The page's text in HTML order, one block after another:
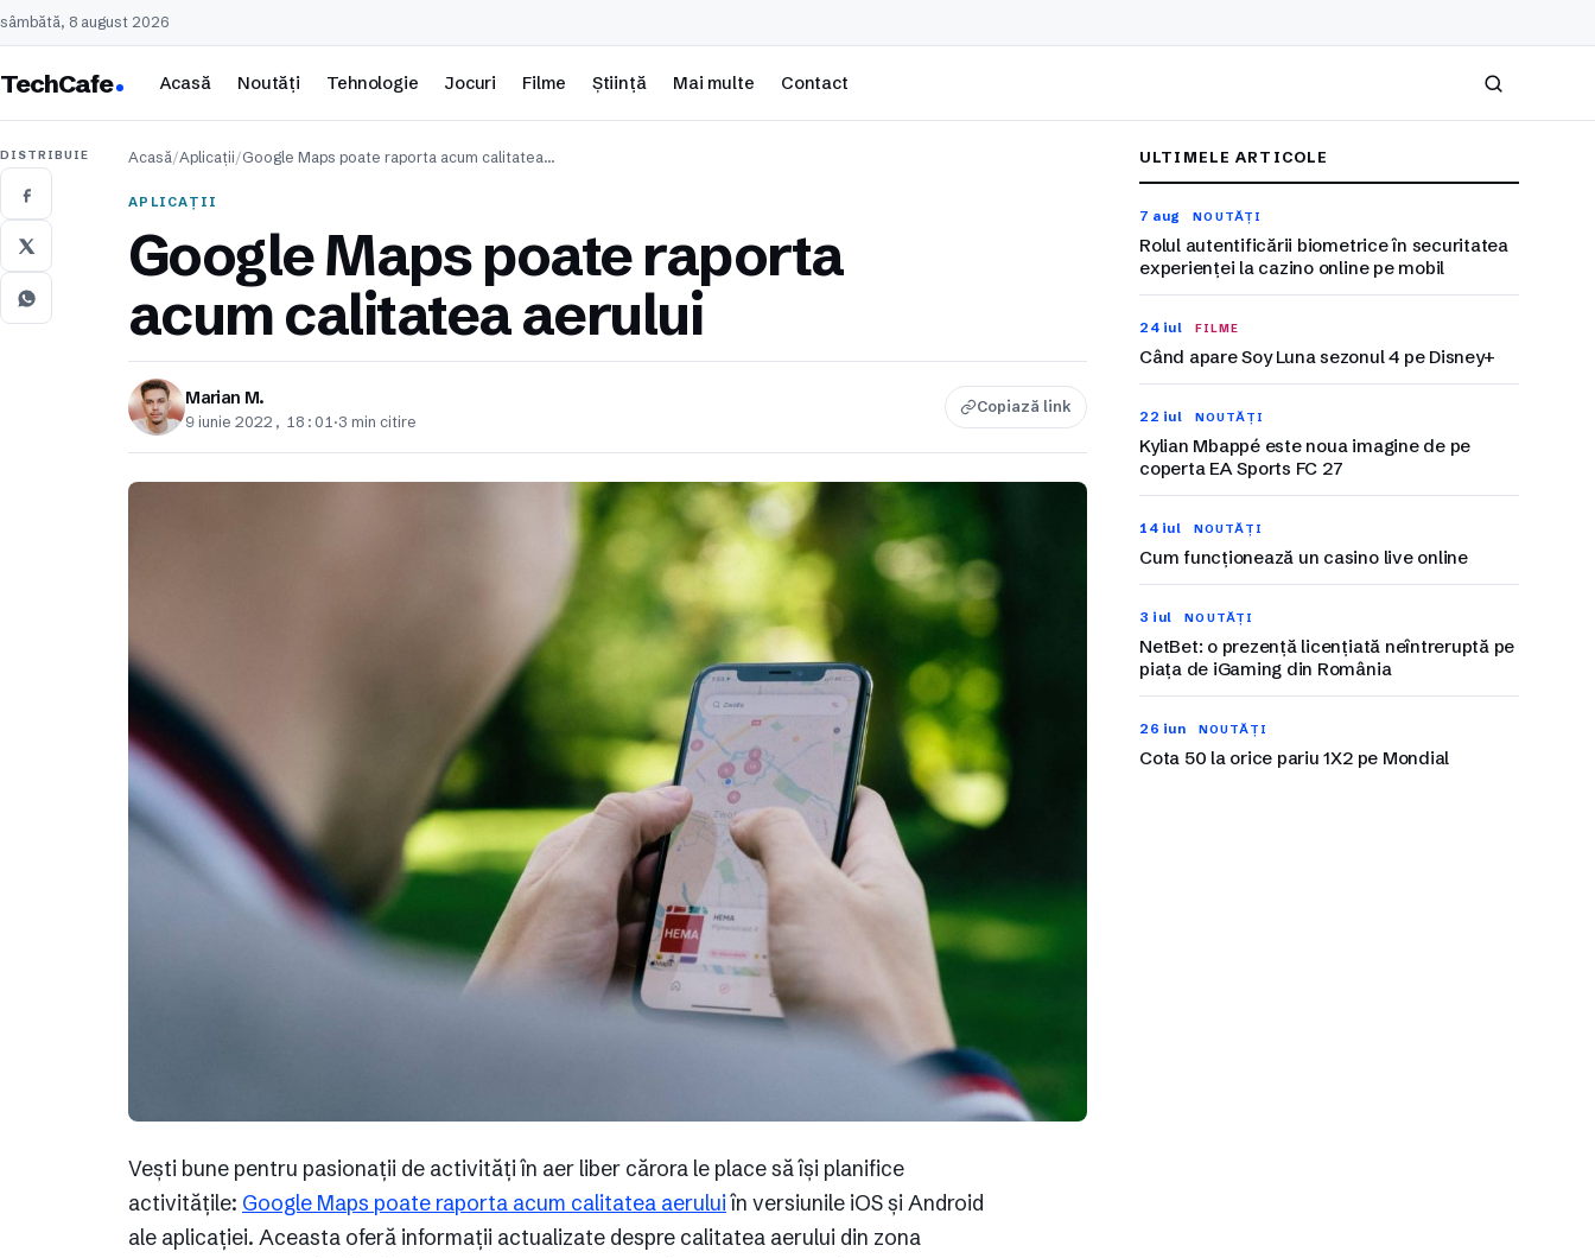
sâmbătă, 8 august 2026
TechCafe Acasă Noutăți Tehnologie Jocuri Filme Știință Mai multe Contact
Caută
DISTRIBUIE Acasă/Aplicații/Google Maps poate raporta acum calitatea…
APLICAȚII
Google Maps poate raporta
acum calitatea aerului
Marian M.
9 iunie 2022, 18:01 ·3 min citire
Copiază link
Vești bune pentru pasionații de activități în aer liber cărora le place să își planifice
activitățile: Google Maps poate raporta acum calitatea aeruluiîn versiunile iOS și Android
ale aplicației. Aceasta oferă informații actualizate despre calitatea aerului din zona
ULTIMELE ARTICOLE
7 aug NOUTĂȚI
Rolul autentificării biometrice în securitatea
experienței la cazino online pe mobil
24 iul FILME
Când apare Soy Luna sezonul 4 pe Disney+
22 iul NOUTĂȚI
Kylian Mbappé este noua imagine de pe
coperta EA Sports FC 27
14 iul NOUTĂȚI
Cum funcționează un casino live online
3 iul NOUTĂȚI
NetBet: o prezență licențiată neîntreruptă pe
piața de iGaming din România
26 iun NOUTĂȚI
Cota 50 la orice pariu 1X2 pe Mondial